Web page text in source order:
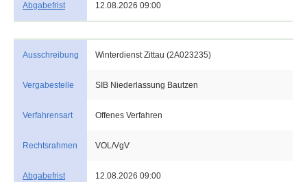
Abgabefrist 12.08.2026 09:00
Ausschreibung Winterdienst Zittau (2A023235)
Vergabestelle SIB Niederlassung Bautzen
Verfahrensart Offenes Verfahren
Rechtsrahmen VOL/VgV
Abgabefrist 12.08.2026 09:00